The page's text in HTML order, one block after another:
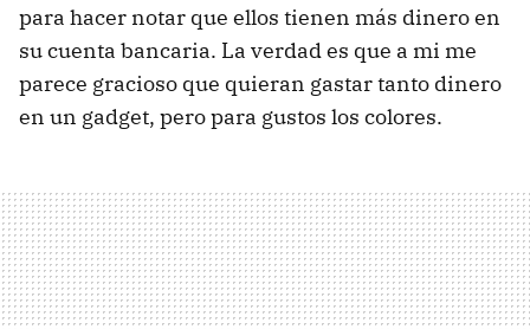
para hacer notar que ellos tienen más dinero en
su cuenta bancaria. La verdad es que a mi me
parece gracioso que quieran gastar tanto dinero
en un gadget, pero para gustos los colores.